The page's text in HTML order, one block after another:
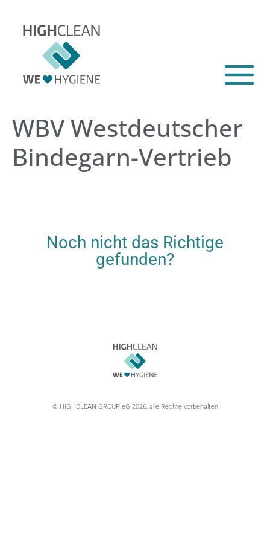
WBV Westdeutscher
Bindegarn-Vertrieb
Noch nicht das Richtige
gefunden?
© HIGHCLEAN GROUP eG 2026, alle Rechte vorbehalten